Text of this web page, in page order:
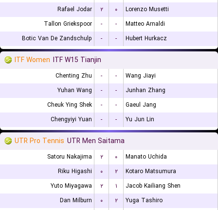
Rafael Jodar
۲ ۰
Lorenzo Musetti
Tallon Griekspoor
- -
Matteo Arnaldi
Botic Van De Zandschulp
- - Hubert Hurkacz
ITF Women ITF W15 Tianjin
Chenting Zhu - -
Wang Jiayi
Yuhan Wang
- -
Junhan Zhang
Cheuk Ying Shek
- -
Gaeul Jang
Chengyiyi Yuan
- - Yu Jun Lin
UTR Pro Tennis UTR Men Saitama
Satoru Nakajima ۲ ۰
Manato Uchida
Riku Higashi
۰ ۲
Kotaro Matsumura
Yuto Miyagawa
۲ ۱
Jacob Kailiang Shen
Dan Milburn
۰ ۲
Yuga Tashiro